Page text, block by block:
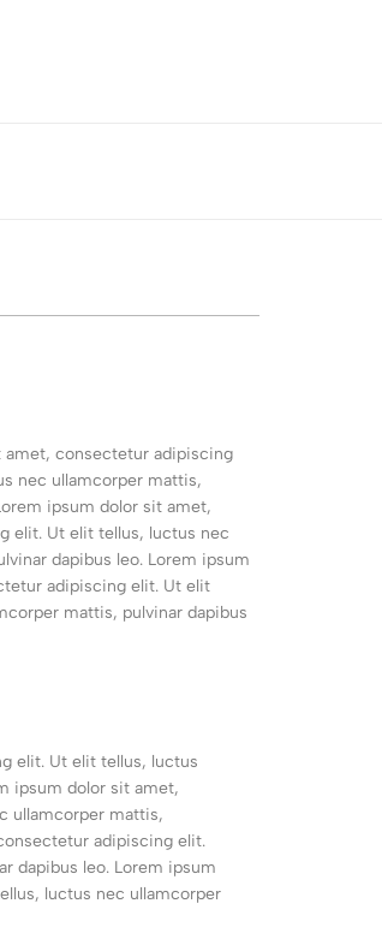
amet, consectetur adipiscing
nec ullamcorper mattis,
ipsum dolor sit amet,
elit. Ut elit tellus, luctus nec
dapibus leo. Lorem ipsum
adipiscing elit. Ut elit
mattis, pulvinar dapibus
elit. Ut elit tellus, luctus
ipsum dolor sit amet,
ullamcorper mattis,
adipiscing elit.
dapibus leo. Lorem ipsum
luctus nec ullamcorper